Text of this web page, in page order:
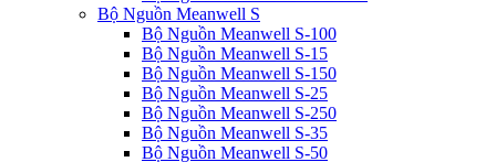
Bộ Nguồn Meanwell S
Bộ Nguồn Meanwell S-100
Bộ Nguồn Meanwell S-15
Bộ Nguồn Meanwell S-150
Bộ Nguồn Meanwell S-25
Bộ Nguồn Meanwell S-250
Bộ Nguồn Meanwell S-35
Bộ Nguồn Meanwell S-50